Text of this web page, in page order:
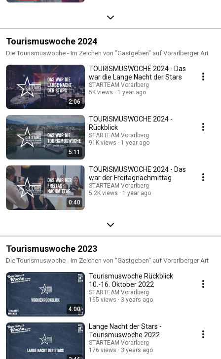
Tourismuswoche 2024
Die Tourismuswoche - Im Zeichen von "Gastgeben" auf Vorarlberger Art
2:06
TOURISMUSWOCHE 2024 - Das
war die Lange Nacht der Stars
STARTEAM Vorarlberg
5K views
1 year ago
5:11
TOURISMUSWOCHE 2024 -
Rückblick
STARTEAM Vorarlberg
91K views
1 year ago
0:40
TOURISMUSWOCHE 2024 - Das
war der Freitagnachmittag
STARTEAM Vorarlberg
5.2K views
1 year ago
Tourismuswoche 2023
Die Tourismuswoche - Im Zeichen von "Gastgeben" auf Vorarlberger Art
4:00
Tourismuswoche Rückblick
10.-16. Oktober 2022
STARTEAM Vorarlberg
165 views
3 years ago
Lange Nacht der Stars -
Tourismuswoche 2022
STARTEAM Vorarlberg
176 views
3 years ago